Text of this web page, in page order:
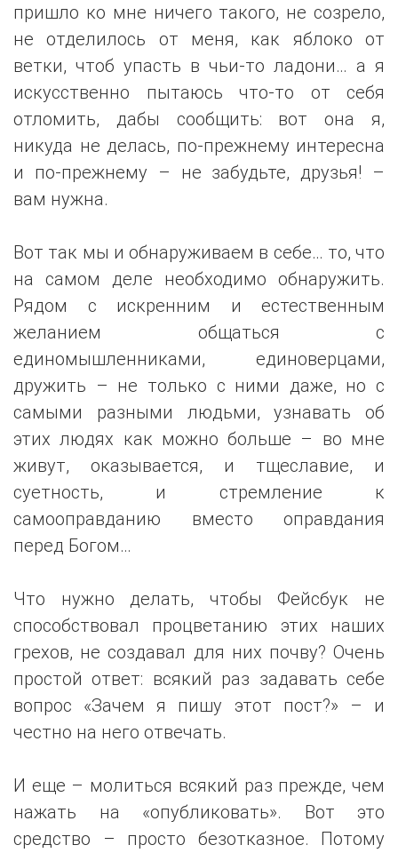
пришло ко мне ничего такого, не созрело,
не отделилось от меня, как яблоко от
ветки, чтоб упасть в чьи-то ладони… а я
искусственно пытаюсь что-то от себя
отломить, дабы сообщить: вот она я,
никуда не делась, по-прежнему интересна
и по-прежнему – не забудьте, друзья! –
вам нужна.
Вот так мы и обнаруживаем в себе… то, что
на самом деле необходимо обнаружить.
Рядом с искренним и естественным
желанием общаться с
единомышленниками, единоверцами,
дружить – не только с ними даже, но с
самыми разными людьми, узнавать об
этих людях как можно больше – во мне
живут, оказывается, и тщеславие, и
суетность, и стремление к
самооправданию вместо оправдания
перед Богом…
Что нужно делать, чтобы Фейсбук не
способствовал процветанию этих наших
грехов, не создавал для них почву? Очень
простой ответ: всякий раз задавать себе
вопрос «Зачем я пишу этот пост?» – и
честно на него отвечать.
И еще – молиться всякий раз прежде, чем
нажать на «опубликовать». Вот это
средство – просто безотказное. Потому